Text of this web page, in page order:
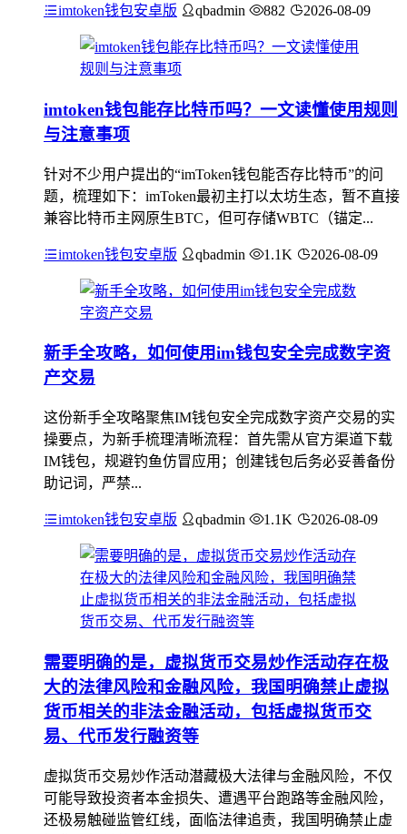
imtoken钱包安卓版 qbadmin 882 2026-08-09
imtoken钱包能存比特币吗？一文读懂使用规则
与注意事项
针对不少用户提出的“imToken钱包能否存比特币”的问
题，梳理如下：imToken最初主打以太坊生态，暂不直接
兼容比特币主网原生BTC，但可存储WBTC（锚定...
imtoken钱包安卓版 qbadmin 1.1K 2026-08-09
新手全攻略，如何使用im钱包安全完成数字资
产交易
这份新手全攻略聚焦IM钱包安全完成数字资产交易的实
操要点，为新手梳理清晰流程：首先需从官方渠道下载
IM钱包，规避钓鱼仿冒应用；创建钱包后务必妥善备份
助记词，严禁...
imtoken钱包安卓版 qbadmin 1.1K 2026-08-09
需要明确的是，虚拟货币交易炒作活动存在极
大的法律风险和金融风险，我国明确禁止虚拟
货币相关的非法金融活动，包括虚拟货币交
易、代币发行融资等
虚拟货币交易炒作活动潜藏极大法律与金融风险，不仅
可能导致投资者本金损失、遭遇平台跑路等金融风险，
还极易触碰监管红线，面临法律追责，我国明确禁止虚